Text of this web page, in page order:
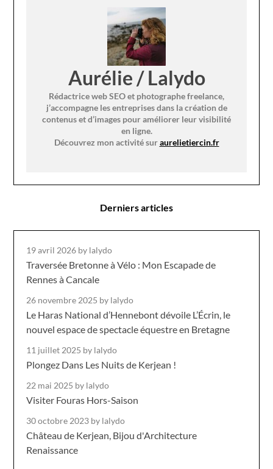
Aurélie / Lalydo
Rédactrice web SEO et photographe freelance,
j’accompagne les entreprises dans la création de
contenus et d’images pour améliorer leur visibilité
en ligne.
Découvrez mon activité suraurelietiercin.fr
Derniers articles
19 avril 2026 by lalydo
Traversée Bretonne à Vélo : Mon Escapade de
Rennes à Cancale
26 novembre 2025 by lalydo
Le Haras National d’Hennebont dévoile L’Écrin, le
nouvel espace de spectacle équestre en Bretagne
11 juillet 2025 by lalydo
Plongez Dans Les Nuits de Kerjean !
22 mai 2025 by lalydo
Visiter Fouras Hors-Saison
30 octobre 2023 by lalydo
Château de Kerjean, Bijou d'Architecture
Renaissance